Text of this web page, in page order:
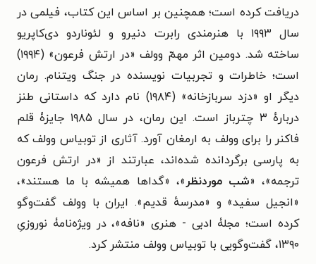
دریافت کرده است؛ همچنین بر اساس این کتاب، فیلمی در
سال ۱۹۹۳ با هنرمندی رابرت دنیرو و لئوناردو دی‌کاپریو
ساخته شد.
دومین اثر مهمّ وولف «در ارتش فرعون» (۱۹۹۴)
است؛ خاطرات و تجربیات نویسنده در جنگ ویتنام. رمان
دیگر او «دزد سربازخانه» (۱۹۸۴) نام دارد که داستانی طنز
دربارهٔ ۳ چترباز است. این رمان، در سال ۱۹۸۵ جایزۀ قلم
فاکنر را برای وولف به ارمغان آورد. آثاری از توبیاس وولف که
به پارسی برگردانده شده‌اند، عبارتند از «در ارتش فرعون
ترجمه»، «شب موردنظر»، «گداها همیشه با ما هستند»،
«انجیل سفید» و «مدرسهٔ قدیم». ایران با وولف گفت‌وگو
کرده است؛ مجلۀ ادبی - هنری «نافه»، در ویژه‌نامۀ نوروزیِ
۱۳۹۰، گفت‌وگویی با توبیاس وولف منتشر کرد.